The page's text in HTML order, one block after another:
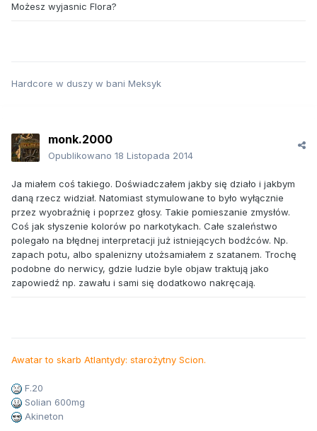
Możesz wyjasnic Flora?
Hardcore w duszy w bani Meksyk
monk.2000
Opublikowano 18 Listopada 2014
Ja miałem coś takiego. Doświadczałem jakby się działo i jakbym
daną rzecz widział. Natomiast stymulowane to było wyłącznie
przez wyobraźnię i poprzez głosy. Takie pomieszanie zmysłów.
Coś jak słyszenie kolorów po narkotykach. Całe szaleństwo
polegało na błędnej interpretacji już istniejących bodźców. Np.
zapach potu, albo spalenizny utożsamiałem z szatanem. Trochę
podobne do nerwicy, gdzie ludzie byle objaw traktują jako
zapowiedź np. zawału i sami się dodatkowo nakręcają.
Awatar to skarb Atlantydy: starożytny Scion.
F.20
Solian 600mg
Akineton